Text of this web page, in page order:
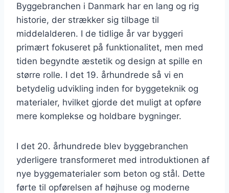
Byggebranchen i Danmark har en lang og rig
historie, der strækker sig tilbage til
middelalderen. I de tidlige år var byggeri
primært fokuseret på funktionalitet, men med
tiden begyndte æstetik og design at spille en
større rolle. I det 19. århundrede så vi en
betydelig udvikling inden for byggeteknik og
materialer, hvilket gjorde det muligt at opføre
mere komplekse og holdbare bygninger.
I det 20. århundrede blev byggebranchen
yderligere transformeret med introduktionen af
nye byggematerialer som beton og stål. Dette
førte til opførelsen af højhuse og moderne